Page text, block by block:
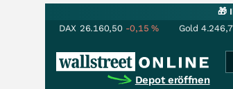
🎁
DAX 26.160,50 -0,15% Gold
Depot eröffnen